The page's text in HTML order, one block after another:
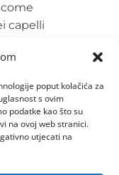
poput kolačića za
s ovim
podatke kao što su
na ovoj web stranici.
utjecati na
capelli
è
come
possono